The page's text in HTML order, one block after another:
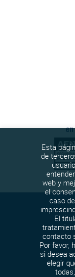
en
Esta
de
web y
el
caso
El
contacto
Por favor,
si desea
elegir